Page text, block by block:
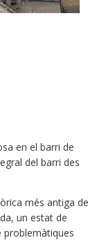
en el barri de
del barri des
més antiga de
un estat de